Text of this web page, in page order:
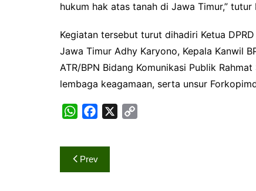
hukum hak atas tanah di Jawa Timur,” tutur
Kegiatan tersebut turut dihadiri Ketua
Jawa Timur Adhy Karyono, Kepala Kanwil
ATR/BPN Bidang Komunikasi Publik
lembaga keagamaan, serta unsur
W
t
s
e
b
Navigasi
pos
Prev